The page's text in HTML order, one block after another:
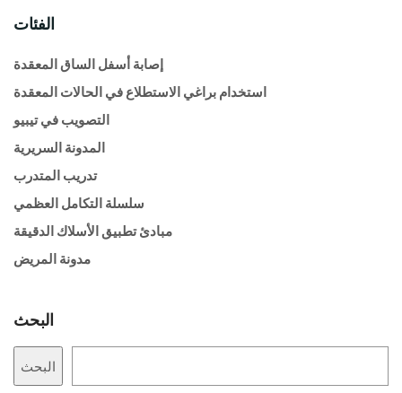
الفئات
إصابة أسفل الساق المعقدة
استخدام براغي الاستطلاع في الحالات المعقدة
التصويب في تيبيو
المدونة السريرية
تدريب المتدرب
سلسلة التكامل العظمي
مبادئ تطبيق الأسلاك الدقيقة
مدونة المريض
البحث
البحث